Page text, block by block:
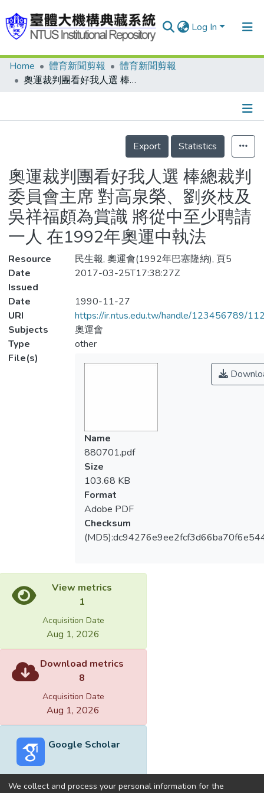
Log In
Communities & Collections
Statistics
Home 體育新聞剪報
體育新聞剪報
奧運裁判團看好我人選 棒總裁判委員會主席 對高泉榮、劉炎枝及吳祥福頗為賞識 將從中至少聘請一人 在1992年奧運中執法
Details
Export
Statistics
奧運裁判團看好我人選 棒總裁判
委員會主席 對高泉榮、劉炎枝及
吳祥福頗為賞識 將從中至少聘請
一人 在1992年奧運中執法
Resource
民生報, 奧運會(1992年巴塞隆納), 頁5
Date
Issued
2017-03-25T17:38:27Z
Date
1990-11-27
URI
https://ir.ntus.edu.tw/handle/123456789/
Subjects
奧運會
Type
other
File(s)
Name
880701.pdf
Size
103.68 KB
Format
Adobe PDF
Checksum
View metrics
1
Acquisition Date
Aug 1, 2026
Download metrics
8
Acquisition Date
Aug 1, 2026
Google Scholar
We collect and process your personal information for the